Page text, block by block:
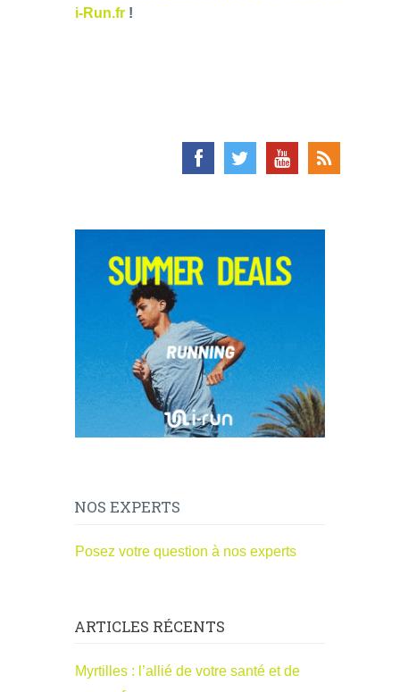
i-Run.fr !
NOS EXPERTS
Posez votre question à nos experts
ARTICLES RÉCENTS
Myrtilles : l’allié de votre santé et de